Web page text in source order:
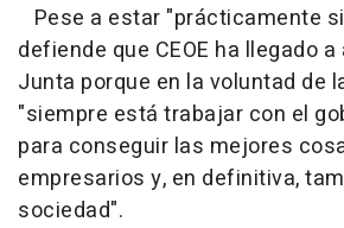
Pese a estar "prácticamente
defiende que CEOE ha llegado
Junta porque en la voluntad de
"siempre está trabajar con el
para conseguir las mejores
empresarios y, en definitiva,
sociedad".